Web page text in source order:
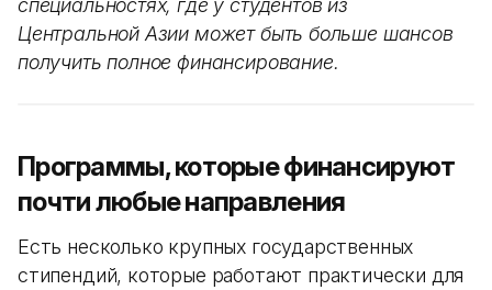
специальностях, где у студентов из
Центральной Азии может быть больше шансов
получить полное финансирование.
Программы, которые финансируют
почти любые направления
Есть несколько крупных государственных
стипендий, которые работают практически для